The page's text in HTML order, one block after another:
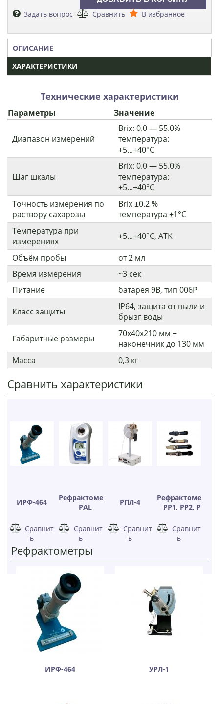
Задать вопрос Сравнить В избранное
ОПИСАНИЕ
ХАРАКТЕРИСТИКИ
Технические характеристики
Параметры Значение
Диапазон измерений
Brix: 0.0 — 55.0%
температура:
+5...+40°С
Шаг шкалы
Brix: 0.0 — 55.0%
температура:
+5...+40°С
Точность измерения по
раствору сахарозы
Brix ±0.2 %
температура ±1°С
Температура при
измерениях
+5...+40°С, АТК
Объём пробы
от 2 мл
Время измерения
~3 сек
Питание
батарея 9В, тип 006Р
Класс защиты
IP64, защита от пыли и
брызг воды
Габаритные размеры
70х40х210 мм +
наконечник до 130 мм
Масса
0,3 кг
Сравнить характеристики
ИРФ-464
Сравнит
ь
Рефрактометр
PAL
Сравнит
ь
РПЛ-4
Сравнит
ь
Рефрактометры
РР1, РР2, РР3
Сравнит
ь
Рефрактометры
ИРФ-464 УРЛ-1